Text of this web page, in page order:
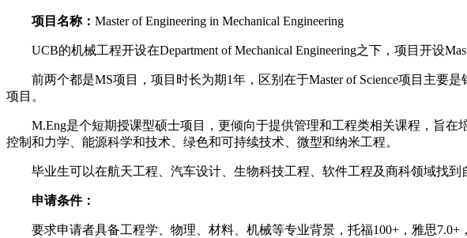
项目名称： Master of Engineering in Mechanical Engineering
UCB的机械工程开设在Department of Mechanical Engineering之下，项目开设
前两个都是MS项目，项目时长为期1年，区别在于Master of Science项目主要是
项目。
M.Eng是个短期授课型硕士项目，更倾向于提供管理和工程类相关课程，旨在
控制和力学、能源科学和技术、绿色和可持续技术、微型和纳米工程。
毕业生可以在航天工程、汽车设计、生物科技工程、软件工程及商科领域找到
申请条件：
要求申请者具备工程学、物理、材料、机械等专业背景，托福100+，雅思7.0+